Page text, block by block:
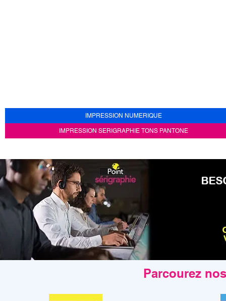
IMPRESSION NUMERIQUE
IMPRESSION SERIGRAPHIE TONS PANTONE
Parcourez